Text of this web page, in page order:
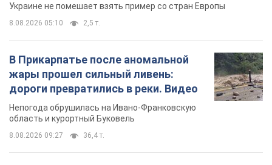
Украине не помешает взять пример со стран Европы
8.08.2026 05:10 2,5 т.
В Прикарпатье после аномальной
жары прошел сильный ливень:
дороги превратились в реки. Видео
Непогода обрушилась на Ивано-Франковскую
область и курортный Буковель
8.08.2026 09:27 36,4 т.